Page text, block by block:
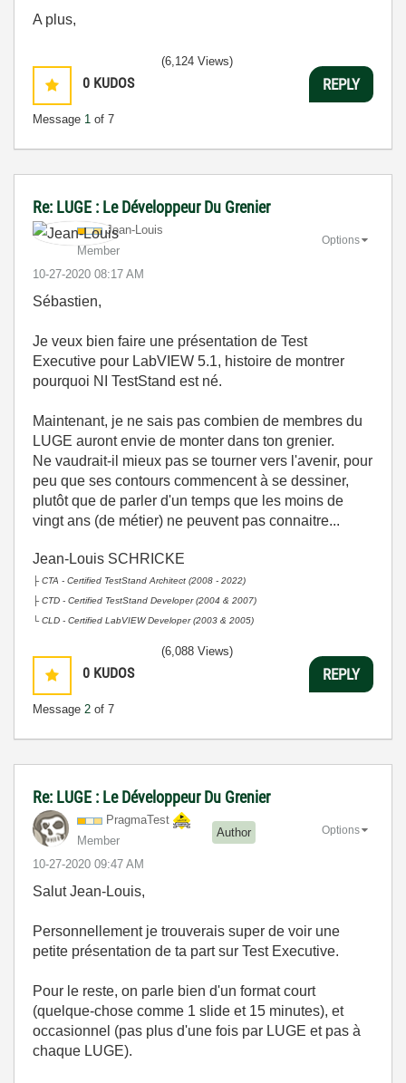
A plus,
0 KUDOS
Message 1 of 7
(6,124 Views)
REPLY
Re: LUGE : Le Développeur Du Grenier
Jean-Louis
Member
‎10-27-2020 08:17 AM
Options
Sébastien,
Je veux bien faire une présentation de Test
Executive pour LabVIEW 5.1, histoire de montrer
pourquoi NI TestStand est né.
Maintenant, je ne sais pas combien de membres du
LUGE auront envie de monter dans ton grenier.
Ne vaudrait-il mieux pas se tourner vers l'avenir, pour
peu que ses contours commencent à se dessiner,
plutôt que de parler d'un temps que les moins de
vingt ans (de métier) ne peuvent pas connaitre...
Jean-Louis SCHRICKE
├ CTA - Certified TestStand Architect (2008 - 2022)
├ CTD - Certified TestStand Developer (2004 & 2007)
└ CLD - Certified LabVIEW Developer (2003 & 2005)
0 KUDOS
Message 2 of 7
(6,088 Views)
REPLY
Re: LUGE : Le Développeur Du Grenier
PragmaTest
Member
Author
‎10-27-2020 09:47 AM
Options
Salut Jean-Louis,
Personnellement je trouverais super de voir une
petite présentation de ta part sur Test Executive.
Pour le reste, on parle bien d'un format court
(quelque-chose comme 1 slide et 15 minutes), et
occasionnel (pas plus d'une fois par LUGE et pas à
chaque LUGE).